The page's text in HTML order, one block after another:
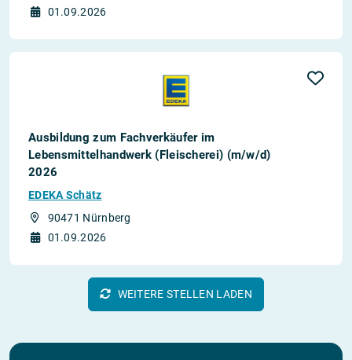
01.09.2026
Ausbildung zum Fachverkäufer im
Lebensmittelhandwerk (Fleischerei) (m/w/d)
2026
EDEKA Schätz
90471 Nürnberg
01.09.2026
WEITERE STELLEN LADEN